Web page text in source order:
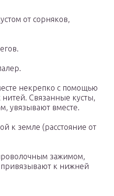
от сорняков,
некрепко с помощью
Связанные кусты,
увязывают вместе.
к земле (расстояние от
зажимом,
привязывают к нижней